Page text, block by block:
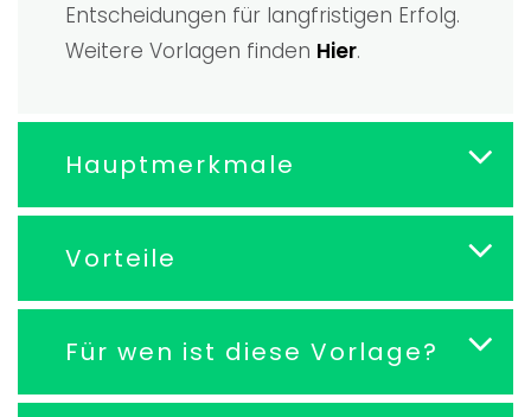
Entscheidungen für langfristigen Erfolg.
Weitere Vorlagen finden Hier.
Hauptmerkmale
Vorteile
Für wen ist diese Vorlage?